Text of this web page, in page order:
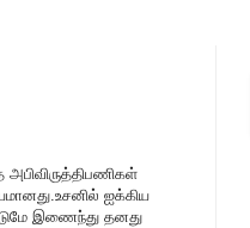
ஐக்கிய
இணைந்து தனது